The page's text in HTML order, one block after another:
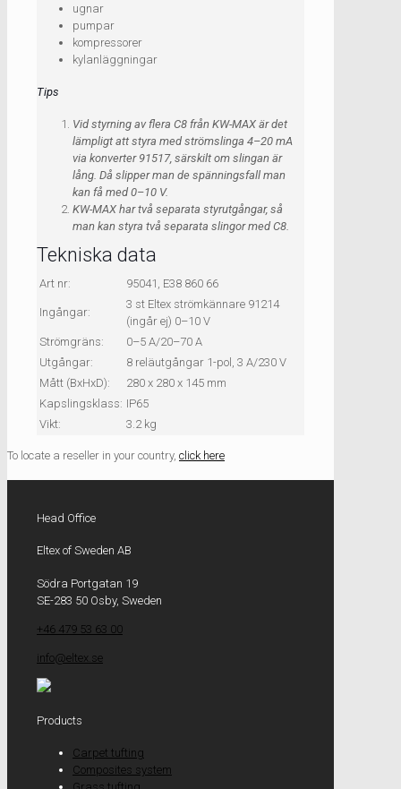
ugnar
pumpar
kompressorer
kylanläggningar
Tips
Vid styrning av flera C8 från KW-MAX är det
lämpligt att styra med strömslinga 4–20 mA
via konverter 91517, särskilt om slingan är
lång. Då slipper man de spänningsfall man
kan få med 0–10 V.
KW-MAX har två separata styrutgångar, så
man kan styra två separata slingor med C8.
Tekniska data
Art nr: 95041, E38 860 66
Ingångar:
3 st Eltex strömkännare 91214
(ingår ej) 0–10 V
Strömgräns:
0–5 A/20–70 A
Utgångar:
8 reläutgångar 1-pol, 3 A/230 V
Mått (BxHxD):
280 x 280 x 145 mm
Kapslingsklass: IP65
Vikt:
3.2 kg
To locate a reseller in your country, click here
Head Office
Eltex of Sweden AB
Södra Portgatan 19
SE-283 50 Osby, Sweden
+46 479 53 63 00
info@eltex.se
Products
Carpet tufting
Composites system